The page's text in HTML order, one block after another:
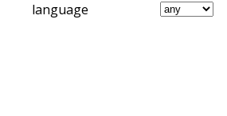
language